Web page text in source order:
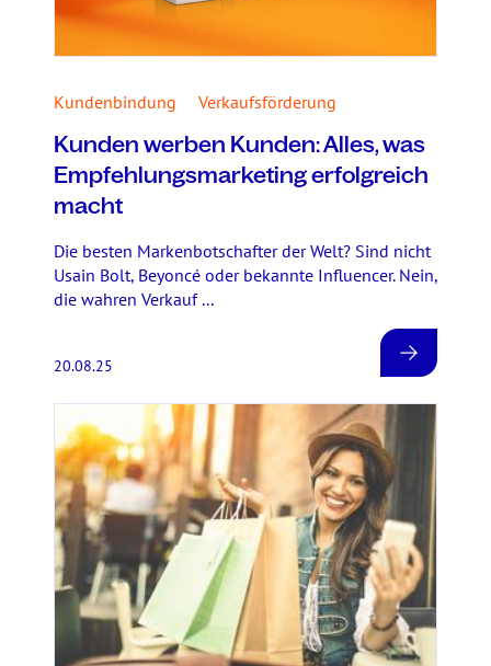
Kundenbindung Verkaufsförderung
Kunden werben Kunden: Alles, was
Empfehlungsmarketing erfolgreich
macht
Die besten Markenbotschafter der Welt? Sind nicht
Usain Bolt, Beyoncé oder bekannte Influencer. Nein,
die wahren Verkauf ...
20.08.25